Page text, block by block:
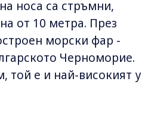
носа са стръмни,
от 10 метра. През
морски фар -
Черноморие.
той е и най-високият у